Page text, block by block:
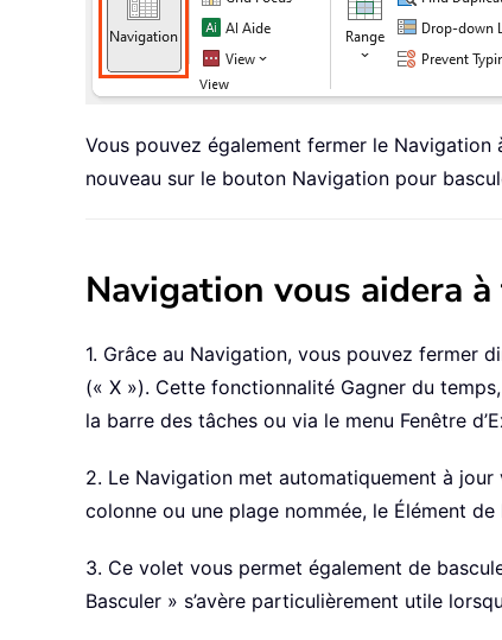
Vous pouvez également fermer le
nouveau sur le bouton Navigation pour
Navigation vous aidera
1. Grâce au Navigation, vous pouvez fermer
(« X »). Cette fonctionnalité Gagner du
la barre des tâches ou via le menu Fenêtre
2. Le Navigation met automatiquement à
colonne ou une plage nommée, le Élément
3. Ce volet vous permet également de
Basculer » s’avère particulièrement utile